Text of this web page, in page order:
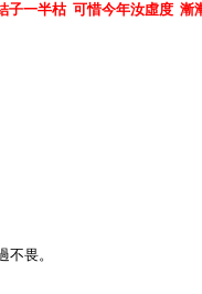
子一半枯 可惜今年汝虛度 漸
畏。